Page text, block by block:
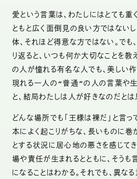
愛という言葉は、わたしにはとても重
ともと広く面倒見の良い方ではないし
体、それほど得意な方ではない。でも
り返ると、いつも何か大切なことを教
の人が憧れる有名な人でも、美しい作
現れる一人の“普通”の人の言葉や生
と、結局わたしは人が好きなのだとは
どんな場所でも「王様は裸だ」と言っ
本によく起こりがちな、長いものに
とする状況に居心地の悪さを感じて
場や責任が生まれるとともに、そうも
になることはわかる。それでも、異な